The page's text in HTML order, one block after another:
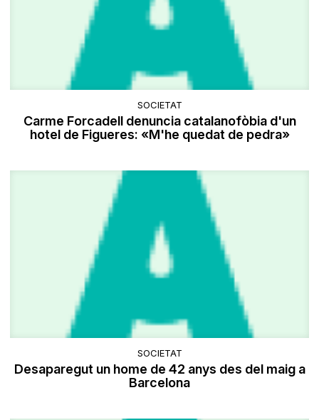
SOCIETAT
Carme Forcadell denuncia catalanofòbia d'un
hotel de Figueres: «M'he quedat de pedra»
SOCIETAT
Desaparegut un home de 42 anys des del maig a
Barcelona